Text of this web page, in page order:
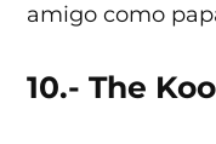
amigo como
10.- The